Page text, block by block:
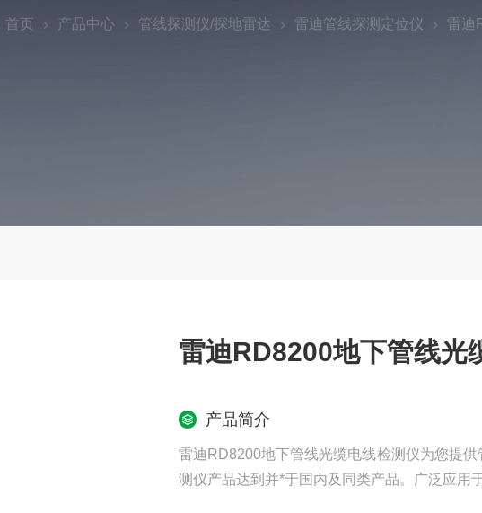
首页 产品中心 管线探测仪/探地雷达 雷迪管线探测定位仪 雷迪
雷迪RD8200地下管线光
产品简介
雷迪RD8200地下管线光缆电线检测仪为您提
测仪产品达到并*于国内及同类产品。广泛应用